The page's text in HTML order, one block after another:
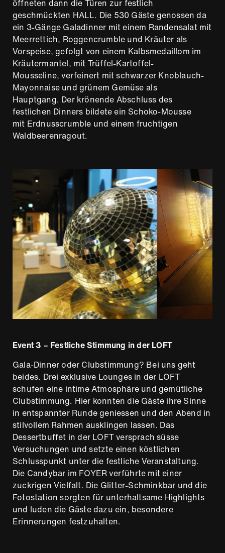
öffneten dann die Türen zur festlich
geschmückten HALL. Die 530 Gäste genossen da
ein 3-Gänge Galadinner mit einem Randensalat mit
Meerrettich, Roggencrumble und Kräuter als
Vorspeise, gefolgt von einem⁠ Kalbsmedaillom im
Kräutermantel, mit Trüffel-Kartoffel-
Mousseline, verfeinert mit schwarzer Knoblauch-
Mayonnaise und grünem Gemüse⁠ ⁠als
Hauptgang. Der krönende Abschluss des
festlichen Dinners bildete ein Schoko-Mousse
mit Erdnusscrumble und einem fruchtigen
Waldbeerenragout.
Event 3 – Festliche Stimmung in der LOFT
Gala-Dinner oder Clubstimmung? Bei uns geht
beides. Drei exklusive Lounges in der LOFT
schufen eine intime Atmosphäre und gemütliche
Clubstimmung. Hier konnten die Gäste ihre Sinne
in entspannter Runde geniessen und den Abend in
stilvollem Rahmen ausklingen lassen. Das
Dessertbuffet in der LOFT versprach süsse
Versuchungen und setzte einen köstlichen
Schlusspunkt unter die festliche Veranstaltung.
Die Candybar im FOYER verführte mit einer
zuckrigen Vielfalt. Die Glitter-Schminkbar und die
Fotostation sorgten für unterhaltsame Highlights
und luden die Gäste dazu ein, besondere
Erinnerungen festzuhalten.